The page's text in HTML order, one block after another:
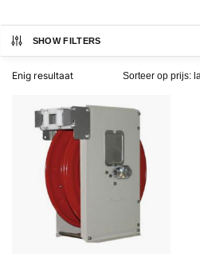
SHOW FILTERS
Enig resultaat